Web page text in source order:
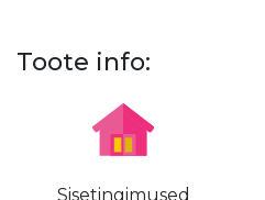
Toote info:
Sisetingimused